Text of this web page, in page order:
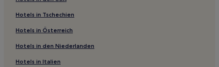
Business in Binz
Luxus in Binz
Familien in Binz
Hotels mit Parkplatz in Halbinsel Mönchgut
Haustierfreundliche in Halbinsel Mönchgut
Hotels in Tschechien
Hotels in Österreich
Hotels in den Niederlanden
Hotels in Italien